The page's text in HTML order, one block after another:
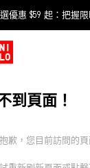
優惠 $59 起：把握
到頁面！
歉，您目前訪問的